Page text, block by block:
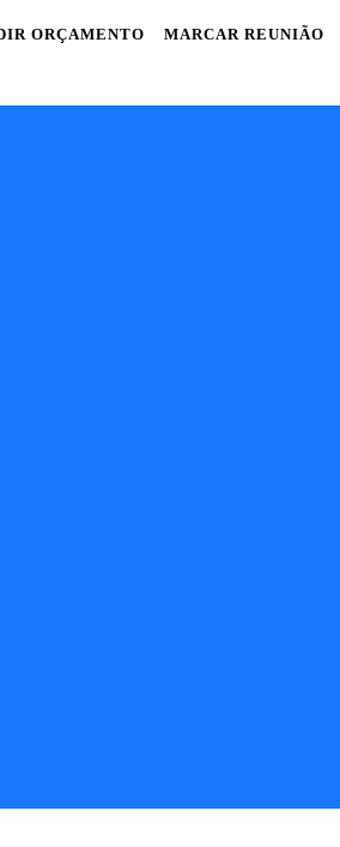
ORÇAMENTO MARCAR REUNIÃO